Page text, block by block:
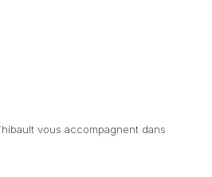
vous accompagnent dans